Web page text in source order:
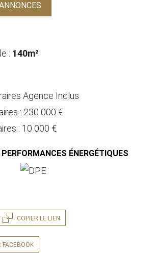
: 140m²
Agence Inclus
: 230 000 €
: 10 000 €
ÉNERGÉTIQUES
COPIER LE LIEN
FACEBOOK